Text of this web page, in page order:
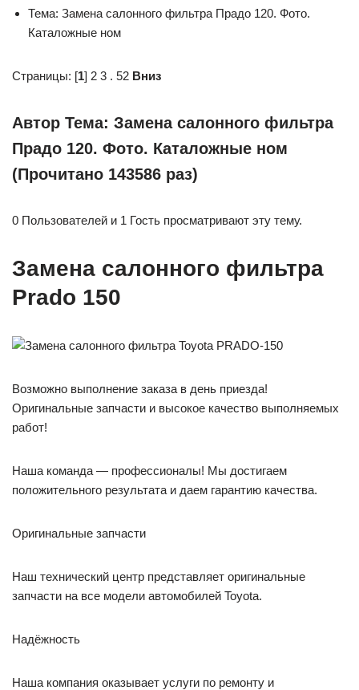
Тема: Замена салонного фильтра Прадо 120. Фото.
Каталожные ном
Страницы: [1] 2 3 . 52 Вниз
Автор Тема: Замена салонного фильтра
Прадо 120. Фото. Каталожные ном
(Прочитано 143586 раз)
0 Пользователей и 1 Гость просматривают эту тему.
Замена салонного фильтра
Prado 150
Возможно выполнение заказа в день приезда!
Оригинальные запчасти и высокое качество выполняемых
работ!
Наша команда — профессионалы! Мы достигаем
положительного результата и даем гарантию качества.
Оригинальные запчасти
Наш технический центр представляет оригинальные
запчасти на все модели автомобилей Toyota.
Надёжность
Наша компания оказывает услуги по ремонту и